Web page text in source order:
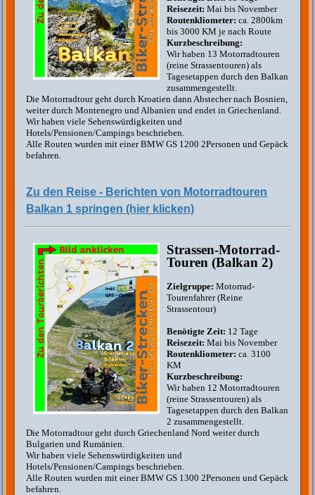
Reisezeit: Mai bis November
Routenkliometer: ca. 2800km
bis 3000 KM je nach Route
Kurzbeschreibung:
Wir haben 13 Motorradtouren
(reine Strassentouren) als
Tagesetappen durch den Balkan
zusammengestellt.
Die Motorradtour geht durch Kroatien dann Abstecher nach Bosnien,
weiter durch Montenegro und Albanien und endet in Griechenland.
Wir haben viele Sehenswürdigkeiten und
Hotels/Pensionen/Campings beschrieben.
Alle Routen wurden mit einer BMW GS 1200 2Personen und Gepäck
befahren.
Zu den Reise - Berichten von Motorradtouren
Balkan 1 springen (hier klicken)
Strassen-Motorrad-
Touren (Balkan 2)
Zielgruppe:Motorrad-
Tourenfahrer (Reine
Strassentour)
Benötigte Zeit: 12 Tage
Reisezeit: Mai bis November
Routenkliometer: ca. 3100
KM
Kurzbeschreibung:
Wir haben 12 Motorradtouren
(reine Strassentouren) als
Tagesetappen durch den Balkan
2 zusammengestellt.
Die Motorradtour geht durch Griechenland Nord weiter durch
Bulgarien und Rumänien.
Wir haben viele Sehenswürdigkeiten und
Hotels/Pensionen/Campings beschrieben.
Alle Routen wurden mit einer BMW GS 1300 2Personen und Gepäck
befahren.